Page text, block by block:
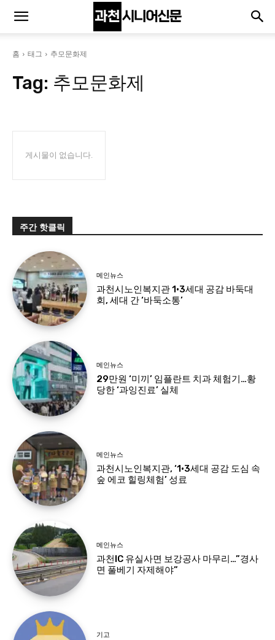
홈 태그 추모문화제
Tag: 추모문화제
게시물이 없습니다.
주간 핫클릭
메인뉴스
과천시노인복지관 1·3세대 공감 바둑대
회, 세대 간 ‘바둑소통’
메인뉴스
29만원 ‘미끼’ 임플란트 치과 체험기…황
당한 ‘과잉진료’ 실체
메인뉴스
과천시노인복지관, ‘1·3세대 공감 도심 속
숲 에코 힐링체험’ 성료
메인뉴스
과천IC 유실사면 보강공사 마무리…”경사
면 풀베기 자제해야”
기고